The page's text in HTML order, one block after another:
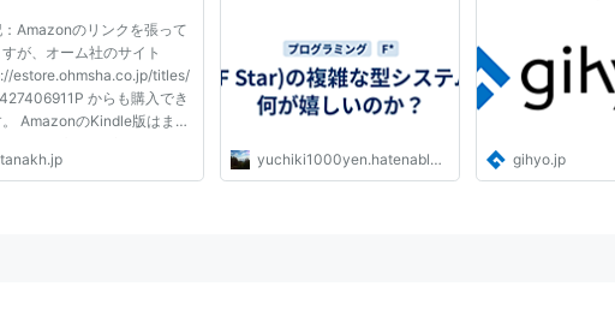
Amazonのリンクを張って
が、オーム社のサイト
estore.ohmsha.co.jp/titles/
からも購入でき
。 AmazonのKindle版はまだ
いないようですが、 こちら
今現在でDRMなしのPDF
tanakh.jp yuchiki1000yen.hatenablog.com gihyo.jp